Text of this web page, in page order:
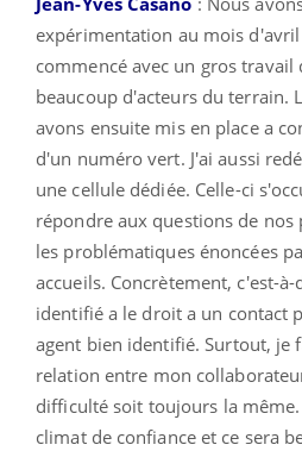
expérimentation au mois d'avril
commencé avec un gros travail
beaucoup d'acteurs du terrain.
avons ensuite mis en place a
d'un numéro vert. J'ai aussi
une cellule dédiée. Celle-ci
répondre aux questions de
les problématiques énoncées
accueils. Concrètement, c'est-
identifié a le droit a un contact
agent bien identifié. Surtout, je
relation entre mon
difficulté soit toujours la
climat de confiance et ce sera